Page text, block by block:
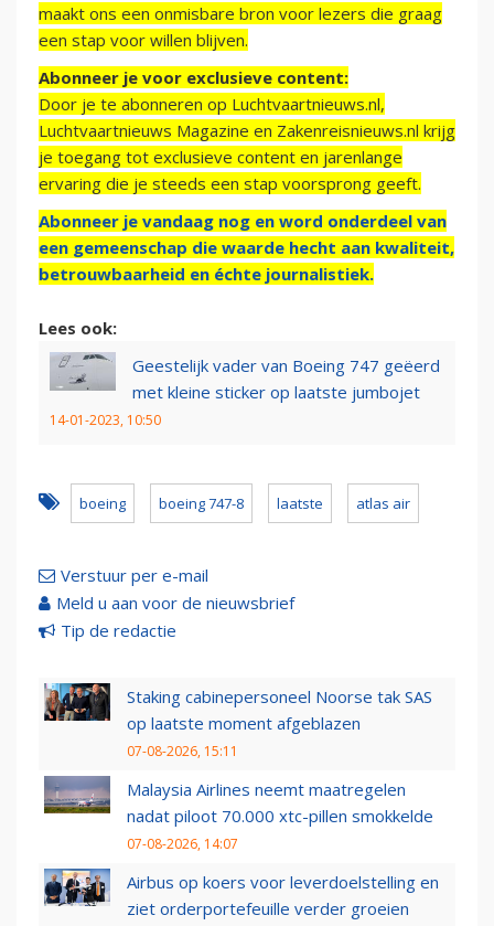
maakt ons een onmisbare bron voor lezers die graag
een stap voor willen blijven.
Abonneer je voor exclusieve content:
Door je te abonneren op Luchtvaartnieuws.nl,
Luchtvaartnieuws Magazine en Zakenreisnieuws.nl krijg
je toegang tot exclusieve content en jarenlange
ervaring die je steeds een stap voorsprong geeft.
Abonneer je vandaag nog en word onderdeel van
een gemeenschap die waarde hecht aan kwaliteit,
betrouwbaarheid en échte journalistiek.
Lees ook:
Geestelijk vader van Boeing 747 geëerd
met kleine sticker op laatste jumbojet
14-01-2023, 10:50
boeing boeing 747-8 laatste atlas air
Verstuur per e-mail
Meld u aan voor de nieuwsbrief
Tip de redactie
Staking cabinepersoneel Noorse tak SAS
op laatste moment afgeblazen
07-08-2026, 15:11
Malaysia Airlines neemt maatregelen
nadat piloot 70.000 xtc-pillen smokkelde
07-08-2026, 14:07
Airbus op koers voor leverdoelstelling en
ziet orderportefeuille verder groeien